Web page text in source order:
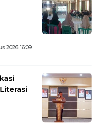
2026 16:09